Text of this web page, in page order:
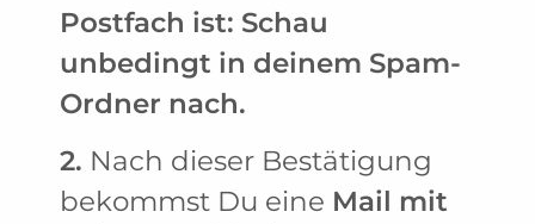
Postfach ist: Schau
unbedingt in deinem Spam-
Ordner nach.
2. Nach dieser Bestätigung
bekommst Du eine Mail mit